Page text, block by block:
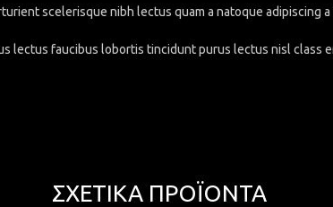
scelerisque nibh lectus quam a natoque adipiscing
lectus faucibus lobortis tincidunt purus lectus nisl class
ΣΧΕΤΙΚΆ ΠΡΟΪΌΝΤΑ